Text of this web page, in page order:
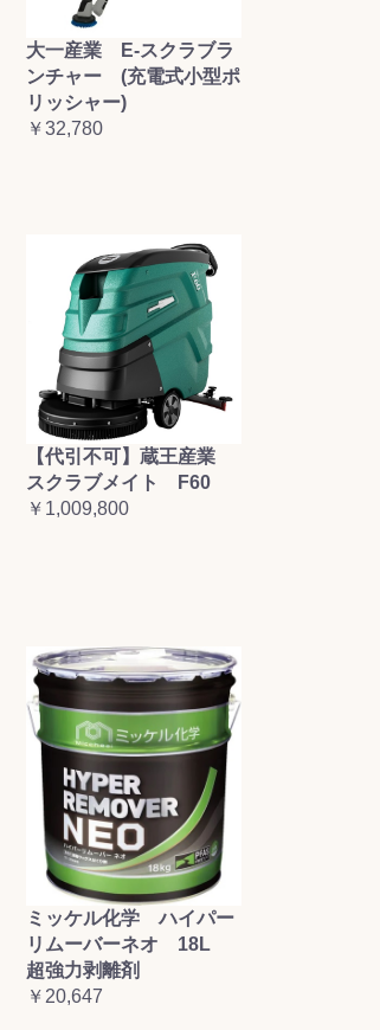
大一産業 E-スクラブラ
ンチャー (充電式小型ポ
リッシャー)
￥32,780
【代引不可】蔵王産業
スクラブメイト F60
￥1,009,800
ミッケル化学 ハイパー
リムーバーネオ 18L
超強力剥離剤
￥20,647